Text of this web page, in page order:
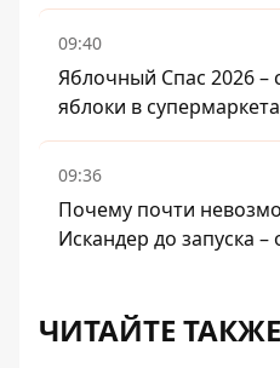
09:40
Яблочный Спас 2026 –
яблоки в
09:36
Почему почти
Искандер до запуска
ЧИТАЙТЕ